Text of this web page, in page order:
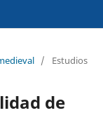
/ Estudios
de